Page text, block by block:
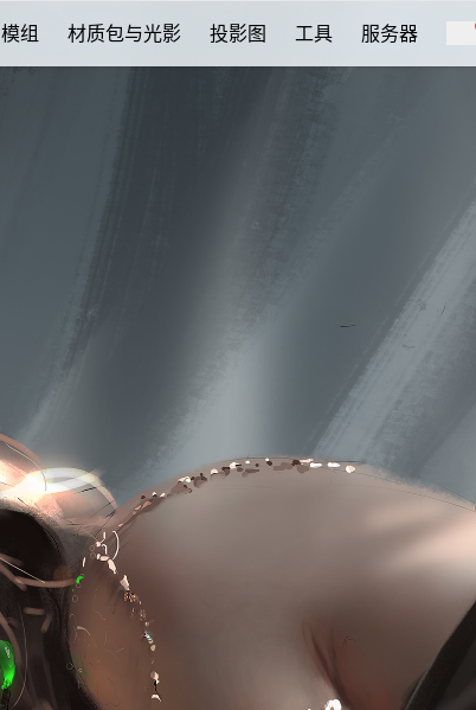
模组 材质包与光影 投影图 工具 服务器